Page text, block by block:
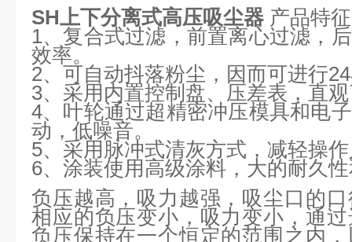
SH上下分离式高压吸尘器 产品特
1、复合式过滤，前置离心过滤，
效率。
2、可自动抖落粉尘，因而可进行
3、采用内置控制盘、压差表，直
4、叶轮通过超精密冲压模具和电
动，低噪音。
5、采用脉冲式清灰方式，减轻操
6、涂装使用高级涂料，大的耐久
负压越高，吸力越强，吸尘口的
相应的负压变小，吸力变小，通
负压保持在一个恒定的范围之内